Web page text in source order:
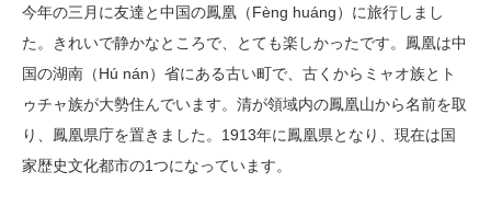
今年の三月に友達と中国の鳳凰（Fèng huáng）に旅行しまし
た。きれいで静かなところで、とても楽しかったです。鳳凰は中
国の湖南（Hú nán）省にある古い町で、古くからミャオ族とト
ゥチャ族が大勢住んでいます。清が領域内の鳳凰山から名前を取
り、鳳凰県庁を置きました。1913年に鳳凰県となり、現在は国
家歴史文化都市の1つになっています。